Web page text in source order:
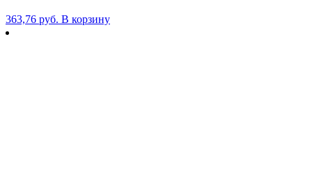
363,76 руб. В корзину